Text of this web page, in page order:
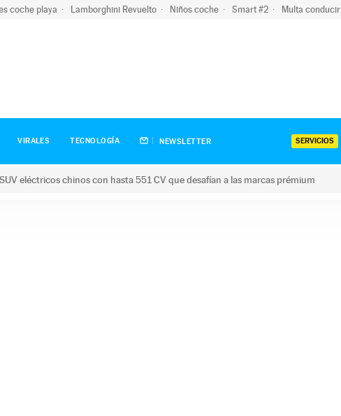
coche playa Lamborghini Revuelto Niños coche Smart #2 Multa conducir
VIRALES TECNOLOGÍA NEWSLETTER SERVICIOS
eléctricos chinos con hasta 551 CV que desafían a las marcas prémium